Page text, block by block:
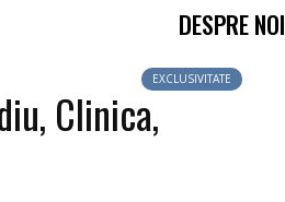
DESPRE NOI
Clinica,
EXCLUSIVITATE